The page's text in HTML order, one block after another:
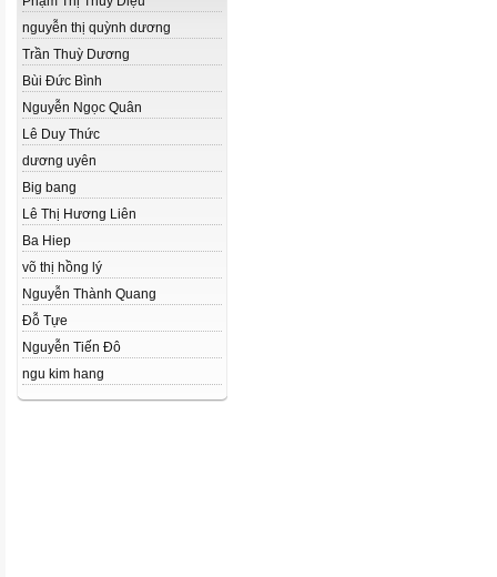
nguyễn thị quỳnh dương
Trần Thuỳ Dương
Bùi Đức Bình
Nguyễn Ngọc Quân
Lê Duy Thức
dương uyên
Big bang
Lê Thị Hương Liên
Ba Hiep
võ thị hồng lý
Nguyễn Thành Quang
Đỗ Tựe
Nguyễn Tiến Đô
ngu kim hang